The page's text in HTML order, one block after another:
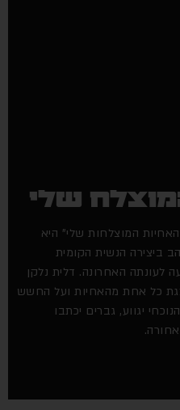
שלי
המוצלחות שלי" היא
ביצירה הנשית הקומית
לעונתה האחרונה. דלית נלקן
כל אחת מהאחיות ועל החשש
יגווע, גברים יכתבו